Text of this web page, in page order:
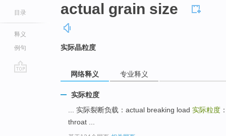
目录
释义
例句
actual grain size
实际晶粒度
网络释义 专业释义
实际粒度
... 实际裂断负载：actual breaking load 实际粒度
throat ...